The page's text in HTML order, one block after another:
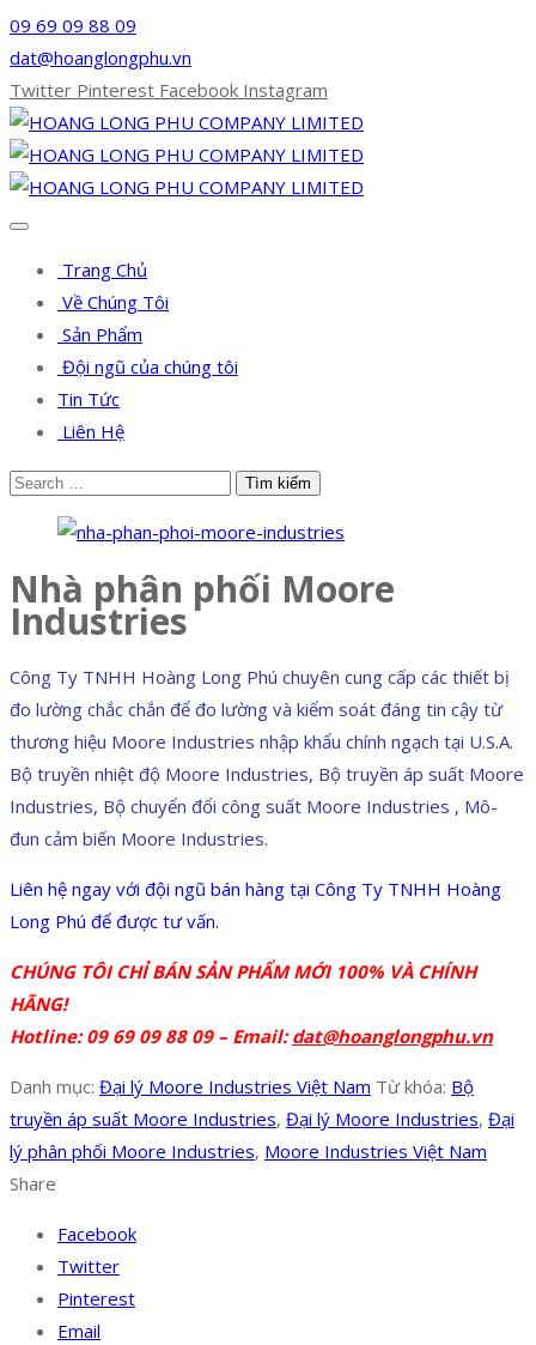
09 69 09 88 09
dat@hoanglongphu.vn
Twitter Pinterest Facebook Instagram
Trang Chủ
Về Chúng Tôi
Sản Phẩm
Đội ngũ của chúng tôi
Tin Tức
Liên Hệ
Nhà phân phối Moore
Industries
Công Ty TNHH Hoàng Long Phú chuyên cung cấp các thiết bị
đo lường chắc chắn để đo lường và kiểm soát đáng tin cậy từ
thương hiệu Moore Industries nhập khẩu chính ngạch tại U.S.A.
Bộ truyền nhiệt độ Moore Industries, Bộ truyền áp suất Moore
Industries, Bộ chuyển đổi công suất Moore Industries , Mô-
đun cảm biến Moore Industries.
Liên hệ ngay với đội ngũ bán hàng tại Công Ty TNHH Hoàng
Long Phú để được tư vấn.
CHÚNG TÔI CHỈ BÁN SẢN PHẨM MỚI 100% VÀ CHÍNH
HÃNG!
Hotline: 09 69 09 88 09 – Email:dat@hoanglongphu.vn
Danh mục: Đại lý Moore Industries Việt Nam Từ khóa: Bộ
truyền áp suất Moore Industries, Đại lý Moore Industries, Đại
lý phân phối Moore Industries, Moore Industries Việt Nam
Share
Facebook
Twitter
Pinterest
Email